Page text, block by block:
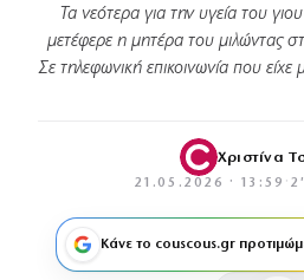
Τα νεότερα για την υγεία του
μετέφερε η μητέρα του μιλώντας
Σε τηλεφωνική επικοινωνία που
Χριστίνα
21.05.2026 · 13:59 ·
Κάνε το couscous.gr